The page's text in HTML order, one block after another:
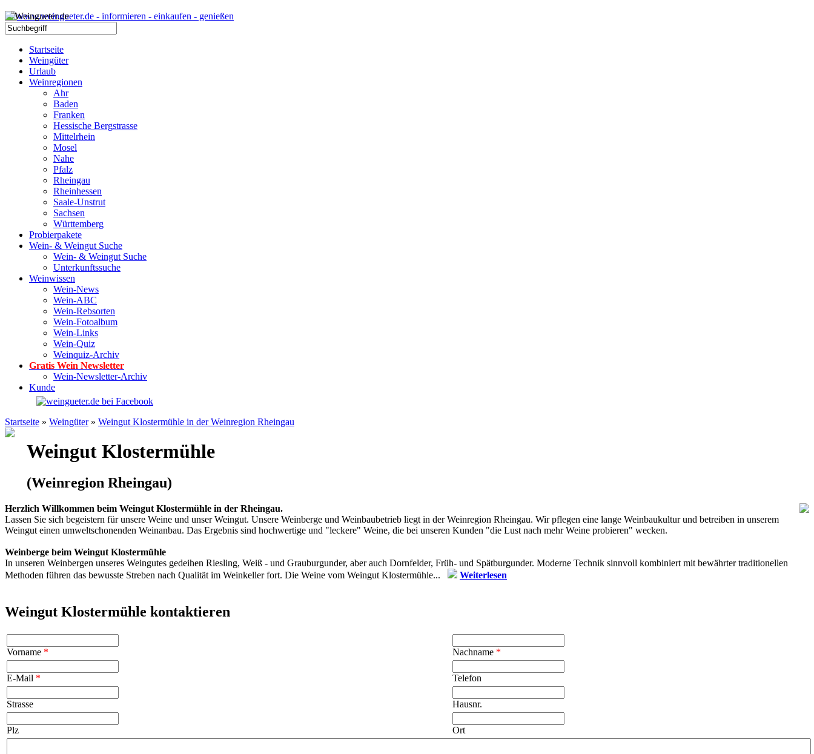
Startseite
Weingüter
Urlaub
Weinregionen
Ahr
Baden
Franken
Hessische Bergstrasse
Mittelrhein
Mosel
Nahe
Pfalz
Rheingau
Rheinhessen
Saale-Unstrut
Sachsen
Württemberg
Probierpakete
Wein- & Weingut Suche
Wein- & Weingut Suche
Unterkunftssuche
Weinwissen
Wein-News
Wein-ABC
Wein-Rebsorten
Wein-Fotoalbum
Wein-Links
Wein-Quiz
Weinquiz-Archiv
Gratis Wein Newsletter
Wein-Newsletter-Archiv
Kunde
Startseite » Weingüter » Weingut Klostermühle in der Weinregion Rheingau
Weingut Klostermühle
(Weinregion Rheingau)
Herzlich Willkommen beim Weingut Klostermühle in der Rheingau.
Lassen Sie sich begeistern für unsere Weine und unser Weingut. Unsere Weinberge und Weinbaubetrieb liegt in der Weinregion Rheingau. Wir pflegen eine lange Weinbaukultur und betreiben in unserem
Weingut einen umweltschonenden Weinanbau. Das Ergebnis sind hochwertige und "leckere" Weine, die bei unseren Kunden "die Lust nach mehr Weine probieren" wecken.
Weinberge beim Weingut Klostermühle
In unseren Weinbergen unseres Weingutes gedeihen Riesling, Weiß - und Grauburgunder, aber auch Dornfelder, Früh- und Spätburgunder. Moderne Technik sinnvoll kombiniert mit bewährter traditionellen
Methoden führen das bewusste Streben nach Qualität im Weinkeller fort. Die Weine vom Weingut Klostermühle...
Weiterlesen
Weingut Klostermühle kontaktieren
Vorname * Nachname *
E-Mail * Telefon
Strasse Hausnr.
Plz Ort